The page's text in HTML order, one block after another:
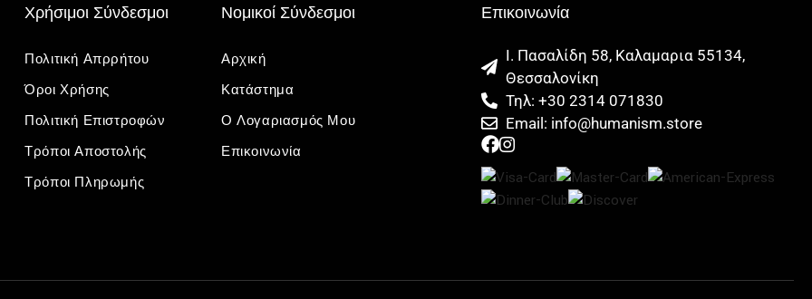
Χρήσιμοι Σύνδεσμοι
Πολιτική Απρρήτου
Όροι Χρήσης
Πολιτική Επιστροφών
Τρόποι Αποστολής
Τρόποι Πληρωμής
Νομικοί Σύνδεσμοι
Αρχική
Κατάστημα
Ο Λογαριασμός Μου
Επικοινωνία
Επικοινωνία
Ι. Πασαλίδη 58, Καλαμαρια 55134,
Θεσσαλονίκη
Τηλ: +30 2314 071830
Email: info@humanism.store